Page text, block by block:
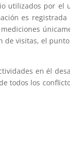
utilizados por el
es
visitas, el punto
en él
todos los